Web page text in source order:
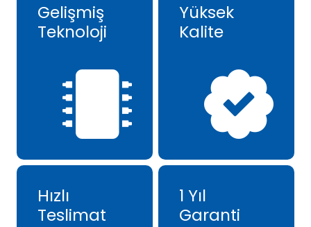
Gelişmiş
Teknoloji
Yüksek
Kalite
Hızlı
Teslimat
1 Yıl
Garanti